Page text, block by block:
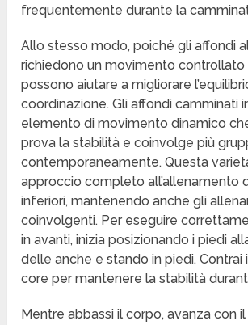
frequentemente durante la
Allo stesso modo, poiché gli affondi
richiedono un movimento controllato
possono aiutare a migliorare
coordinazione. Gli affondi camminati
elemento di movimento dinamico
prova la stabilità e coinvolge più
contemporaneamente. Questa
approccio completo all’allenamento
inferiori, mantenendo anche gli
coinvolgenti. Per eseguire
in avanti, inizia posizionando i piedi
delle anche e stando in piedi. Contrai
core per mantenere la stabilità
Mentre abbassi il corpo, avanza con